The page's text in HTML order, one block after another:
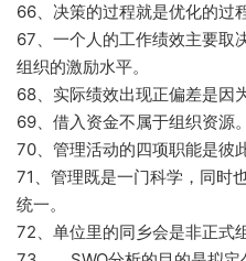
66、决策的过程就是优化的过程
67、一个人的工作绩效主要取
组织的激励水平。
68、实际绩效出现正偏差是因
69、借入资金不属于组织资源。
70、管理活动的四项职能是彼
71、管理既是一门科学，同时
统一。
72、单位里的同乡会是非正式